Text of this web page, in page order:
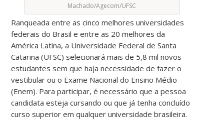
Machado/Agecom/UFSC
Ranqueada entre as cinco melhores universidades
federais do Brasil e entre as 20 melhores da
América Latina, a Universidade Federal de Santa
Catarina (UFSC) selecionará mais de 5,8 mil novos
estudantes sem que haja necessidade de fazer o
vestibular ou o Exame Nacional do Ensino Médio
(Enem). Para participar, é necessário que a pessoa
candidata esteja cursando ou que já tenha concluído
curso superior em qualquer universidade brasileira.